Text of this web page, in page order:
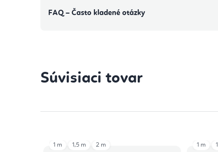
FAQ – Často kladené otázky
Súvisiaci tovar
1 m 1,5 m 2 m 1 m